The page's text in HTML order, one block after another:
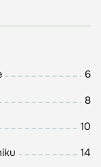
można
roślin
6
8
10
14